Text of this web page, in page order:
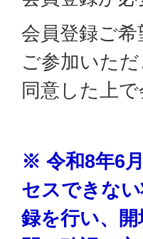
会員登録ご
ご参加いた
同意した上
※ 令和8年6
セスできな
録を行い、